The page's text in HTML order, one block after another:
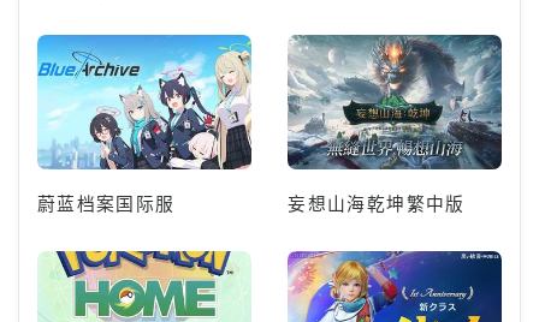
蔚蓝档案国际服 妄想山海乾坤繁中版